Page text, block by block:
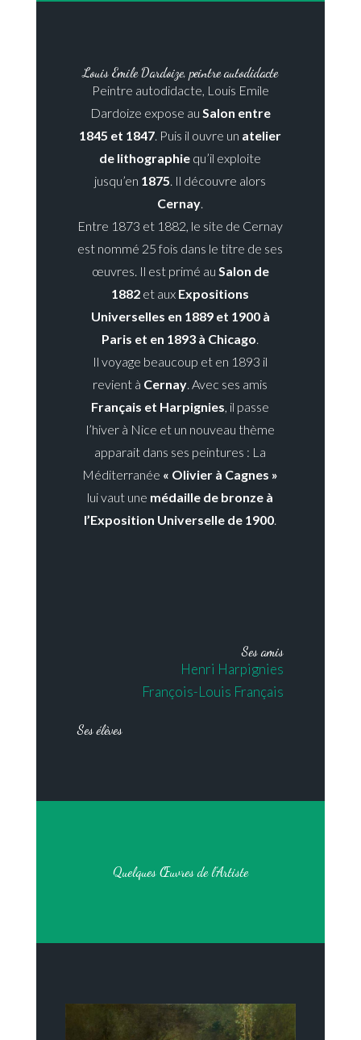
Louis Emile Dardoize, peintre autodidacte
Peintre autodidacte, Louis Emile
Dardoize expose au Salon entre
1845 et 1847. Puis il ouvre un atelier
de lithographie qu’il exploite
jusqu’en 1875. Il découvre alors
Cernay.
Entre 1873 et 1882, le site de Cernay
est nommé 25 fois dans le titre de ses
œuvres. Il est primé au Salon de
1882 et aux Expositions
Universelles en 1889 et 1900 à
Paris et en 1893 à Chicago.
Il voyage beaucoup et en 1893 il
revient à Cernay. Avec ses amis
Français et Harpignies, il passe
l’hiver à Nice et un nouveau thème
apparait dans ses peintures : La
Méditerranée « Olivier à Cagnes »
lui vaut une médaille de bronze à
l’Exposition Universelle de 1900.
Ses amis
Henri Harpignies
François-Louis Français
Ses élèves
Quelques Œuvres de l’Artiste